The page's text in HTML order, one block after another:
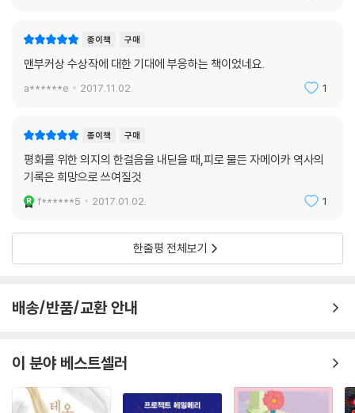
1976년 12월, 밥 말리를 죽이려는 소년들이 움직이기 시작한다.
75명의 등장인물, 13명의 내레이터
폭발할 듯한 에너지와 매혹적 섬세함의 공존
평화는 사람을 멍청하게 만드니까.
좋은 시절이 어떤 사람들에게는 나쁜 시절이야.”
에 연루된 인물들이 있다. 숫자와 인물. 극도로 추상화된 개념으로 정리되
어 남는다. 때문에 역사의 시선에서 보면, 사건은 필연적인 것으로 보인다.
이 있을 뿐이다. 인물은, 그러니까 우리는 각자의 복잡하고도 불가해한 삶
을 꾸려가는 가운데 사건을 맞닥뜨리는 것뿐이다. 많은 이들의 삶이 특정
시선으로 보면 사건은 필연보다 우연의 성격이 짙다.
『일곱 건의 살인에 대한 간략한 역사』는 이러한 맥락으로 봤을 때 ‘밥 말리
종이책 구매
맨부커상 수상작에 대한 기대에 부응하는 책이었네요.
a******e 2017.11.02. 1
종이책 구매
평화를 위한 의지의 한걸음을 내딛을 때,피로 물든 자메이카 역사의
기록은 희망으로 쓰여질것
f******5 2017.01.02. 1
한줄평 전체보기
배송/반품/교환 안내
이 분야 베스트셀러